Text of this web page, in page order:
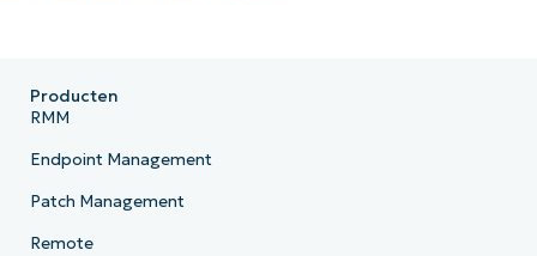
Producten
RMM
Endpoint Management
Patch Management
Remote